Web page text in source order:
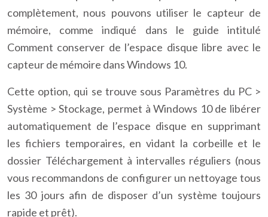
complètement, nous pouvons utiliser le capteur de
mémoire, comme indiqué dans le guide intitulé
Comment conserver de l’espace disque libre avec le
capteur de mémoire dans Windows 10.
Cette option, qui se trouve sous Paramètres du PC >
Système > Stockage, permet à Windows 10 de libérer
automatiquement de l’espace disque en supprimant
les fichiers temporaires, en vidant la corbeille et le
dossier Téléchargement à intervalles réguliers (nous
vous recommandons de configurer un nettoyage tous
les 30 jours afin de disposer d’un système toujours
rapide et prêt).